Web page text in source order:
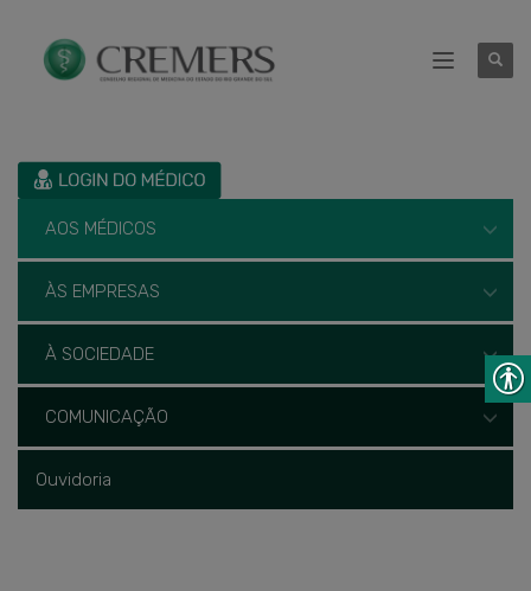
AOS MÉDICOS
ÀS EMPRESAS
À SOCIEDADE
COMUNICAÇÃO
Ouvidoria